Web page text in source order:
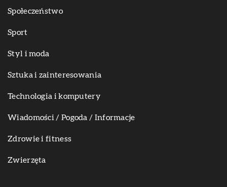
Społeczeństwo
Sport
Styl i moda
Sztuka i zainteresowania
Technologia i komputery
Wiadomości / Pogoda / Informacje
Zdrowie i fitness
Zwierzęta